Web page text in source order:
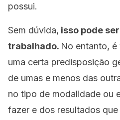
possui.
Sem dúvida, isso pode
trabalhado. No entanto,
uma certa predisposição
de umas e menos das
no tipo de modalidade ou
fazer e dos resultados